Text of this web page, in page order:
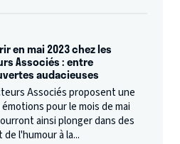
en mai 2023 chez les
Associés : entre
audacieuses
Associés proposent une
pour le mois de mai
ainsi plonger dans des
l'humour à la...